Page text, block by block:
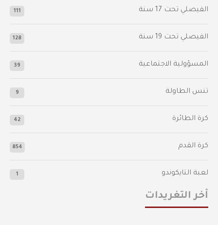
‫الفيصلي‬⁩ تحت 17 سنة 111
الفيصلي‬⁩ تحت 19 سنة 128
المسؤولية الاجتماعية 39
تنس الطاولة 9
كرة الطائرة 42
كرة القدم 854
لعبة التايكوندو 1
أخر التغريدات